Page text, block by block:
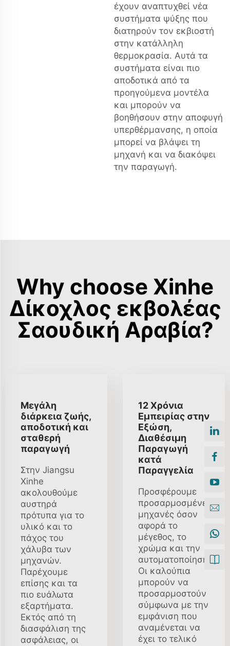
έχουν αναπτυχθεί νέα
συστήματα ψύξης που
διατηρούν τον εκβιοστή
στην κατάλληλη
θερμοκρασία. Αυτά τα
συστήματα είναι πιο
αποδοτικά από τα
προηγούμενα μοντέλα
και μπορούν να
βοηθήσουν στην αποφυγή
υπερθέρμανσης, η οποία
μπορεί να βλάψει τη
μηχανή και να διακόψει
την παραγωγή.
Why choose Xinhe
Δίκοχλος εκβολέας
Σαουδική Αραβία?
Μεγάλη
διάρκεια ζωής,
αποδοτική και
σταθερή
παραγωγή
Στην Jiangsu
Xinhe
ακολουθούμε
αυστηρά
πρότυπα για το
υλικό και το
πάχος του
χάλυβα των
μηχανών.
Παρέχουμε
επίσης και τα
πιο ευάλωτα
εξαρτήματα.
Εκτός από τη
διασφάλιση της
ασφάλειας, οι
12 Χρόνια
Εμπειρίας στην
Εξώση,
Διαθέσιμη
Παραγωγή
κατά
Παραγγελία
Προσφέρουμε
προσαρμοσμένες
μηχανές όσον
αφορά το
μέγεθος, το
χρώμα και την
αυτοματοποίηση.
Οι καλούπια
μπορούν να
προσαρμοστούν
σύμφωνα με την
εμφάνιση που
αναμένεται να
έχει το τελικό